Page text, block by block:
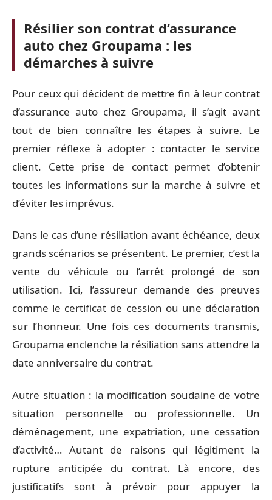
Résilier son contrat d’assurance
auto chez Groupama : les
démarches à suivre
Pour ceux qui décident de mettre fin à leur contrat
d’assurance auto chez Groupama, il s’agit avant
tout de bien connaître les étapes à suivre. Le
premier réflexe à adopter : contacter le service
client. Cette prise de contact permet d’obtenir
toutes les informations sur la marche à suivre et
d’éviter les imprévus.
Dans le cas d’une résiliation avant échéance, deux
grands scénarios se présentent. Le premier, c’est la
vente du véhicule ou l’arrêt prolongé de son
utilisation. Ici, l’assureur demande des preuves
comme le certificat de cession ou une déclaration
sur l’honneur. Une fois ces documents transmis,
Groupama enclenche la résiliation sans attendre la
date anniversaire du contrat.
Autre situation : la modification soudaine de votre
situation personnelle ou professionnelle. Un
déménagement, une expatriation, une cessation
d’activité… Autant de raisons qui légitiment la
rupture anticipée du contrat. Là encore, des
justificatifs sont à prévoir pour appuyer la